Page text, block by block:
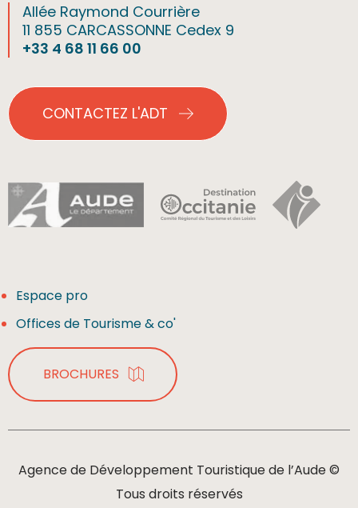
Allée Raymond Courrière
11 855 CARCASSONNE Cedex 9
+33 4 68 11 66 00
CONTACTEZ L'ADT
Espace pro
Offices de Tourisme & co'
BROCHURES
Agence de Développement Touristique de l’Aude ©
Tous droits réservés